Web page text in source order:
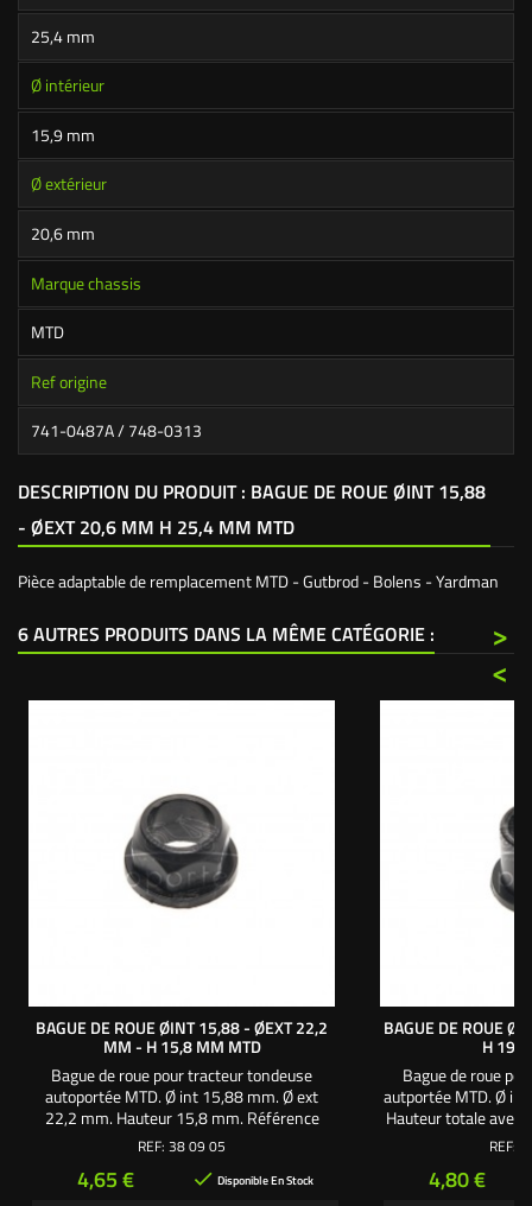
25,4 mm
Ø intérieur
15,9 mm
Ø extérieur
20,6 mm
Marque chassis
MTD
Ref origine
741-0487A / 748-0313
DESCRIPTION DU PRODUIT : BAGUE DE ROUE ØINT 15,88
- ØEXT 20,6 MM H 25,4 MM MTD
Pièce adaptable de remplacement MTD - Gutbrod - Bolens - Yardman
6 AUTRES PRODUITS DANS LA MÊME CATÉGORIE :
>
<
BAGUE DE ROUE ØINT 15,88 - ØEXT 22,2
MM - H 15,8 MM MTD
Bague de roue pour tracteur tondeuse
autoportée MTD. Ø int 15,88 mm. Ø ext
22,2 mm. Hauteur 15,8 mm. Référence
origine : 7480225 / 748- 0225.
REF: 38 09 05
Prix
4,65 €  Disponible En Stock
BAGUE DE ROUE
H 19
Bague de roue
autportée MTD. Ø
Hauteur totale avec
épaulement 31REF:
Prix
4,80 €